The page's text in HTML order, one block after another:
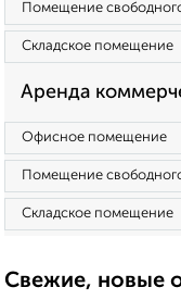
Помещение
Складское помещение
Аренда
Офисное помещение
Помещение
Складское помещение
Свежие, новые